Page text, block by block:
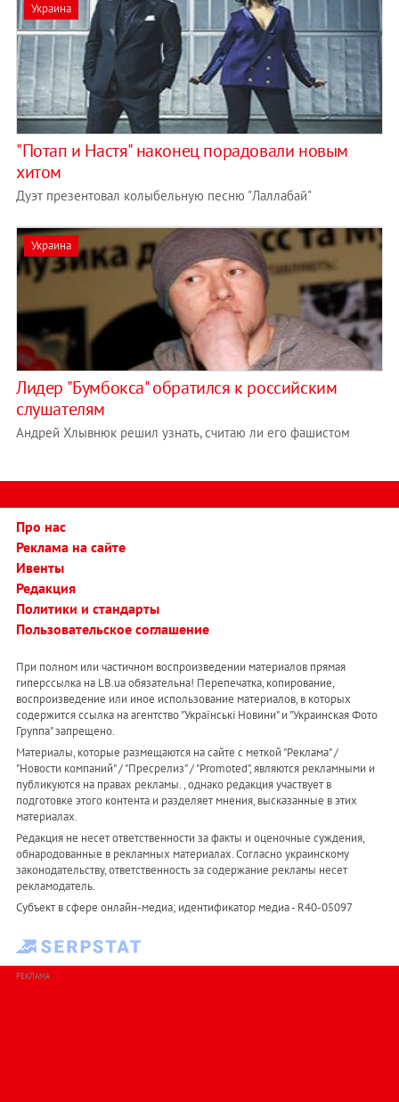
Украина
"Потап и Настя" наконец порадовали новым
хитом
Дуэт презентовал колыбельную песню "Лаллабай"
Украина
Лидер "Бумбокса" обратился к российским
слушателям
Андрей Хлывнюк решил узнать, считаю ли его фашистом
Про нас
Реклама на сайте
Ивенты
Редакция
Политики и стандарты
Пользовательское соглашение
При полном или частичном воспроизведении материалов прямая
гиперссылка на LB.ua обязательна! Перепечатка, копирование,
воспроизведение или иное использование материалов, в которых
содержится ссылка на агентство "Українськi Новини" и "Украинская Фото
Группа" запрещено.
Материалы, которые размещаются на сайте с меткой "Реклама" /
"Новости компаний" / "Пресрелиз" / "Promoted", являются рекламными и
публикуются на правах рекламы. , однако редакция участвует в
подготовке этого контента и разделяет мнения, высказанные в этих
материалах.
Редакция не несет ответственности за факты и оценочные суждения,
обнародованные в рекламных материалах. Согласно украинскому
законодательству, ответственность за содержание рекламы несет
рекламодатель.
Субъект в сфере онлайн-медиа; идентификатор медиа - R40-05097
РЕКЛАМА